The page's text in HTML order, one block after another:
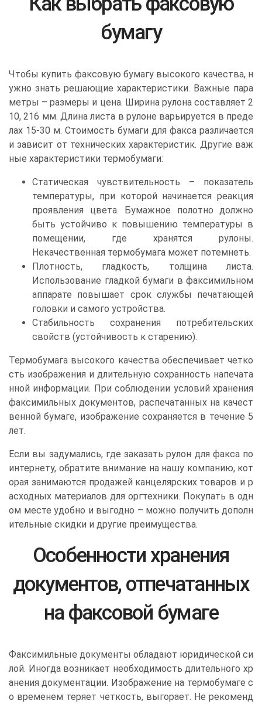
бумагу
Чтобы купить факсовую бумагу высокого качества, н
ужно знать решающие характеристики. Важные пара
метры – размеры и цена. Ширина рулона составляет 2
10, 216 мм. Длина листа в рулоне варьируется в преде
лах 15-30 м. Стоимость бумаги для факса различается
и зависит от технических характеристик. Другие важ
ные характеристики термобумаги:
Статическая чувствительность – показатель
температуры, при которой начинается реакция
проявления цвета. Бумажное полотно должно
быть устойчиво к повышению температуры в
помещении, где хранятся рулоны.
Некачественная термобумага может потемнеть.
Плотность, гладкость, толщина листа.
Использование гладкой бумаги в факсимильном
аппарате повышает срок службы печатающей
головки и самого устройства.
Стабильность сохранения потребительских
свойств (устойчивость к старению).
Термобумага высокого качества обеспечивает четко
сть изображения и длительную сохранность напечата
нной информации. При соблюдении условий хранения
факсимильных документов, распечатанных на качест
венной бумаге, изображение сохраняется в течение 5
лет.
Если вы задумались, где заказать рулон для факса по
интернету, обратите внимание на нашу компанию, кот
орая занимаются продажей канцелярских товаров и р
асходных материалов для оргтехники. Покупать в одн
ом месте удобно и выгодно – можно получить дополн
ительные скидки и другие преимущества.
Особенности хранения
документов, отпечатанных
на факсовой бумаге
Факсимильные документы обладают юридической си
лой. Иногда возникает необходимость длительного хр
анения документации. Изображение на термобумаге с
о временем теряет четкость, выгорает. Не рекоменд